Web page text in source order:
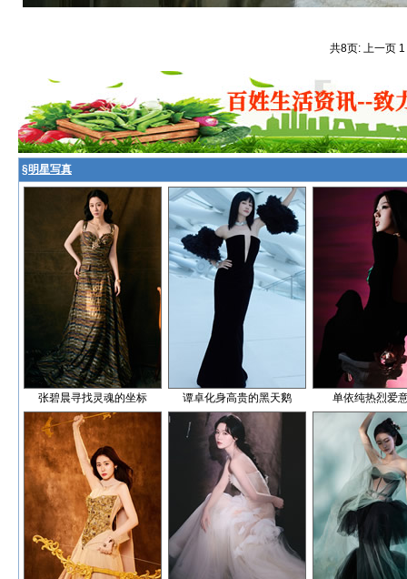
共8页: 上一页 1
§明星写真
张碧晨寻找灵魂的坐标 谭卓化身高贵的黑天鹅 单依纯热烈爱